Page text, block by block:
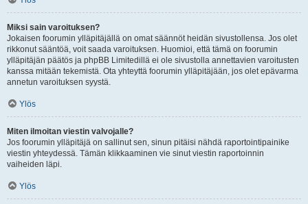
Miksi sain varoituksen?
Jokaisen foorumin ylläpitäjällä on omat säännöt heidän sivustollensa. Jos olet
rikkonut sääntöä, voit saada varoituksen. Huomioi, että tämä on foorumin
ylläpitäjän päätös ja phpBB Limitedillä ei ole sivustolla annettavien varoitusten
kanssa mitään tekemistä. Ota yhteyttä foorumin ylläpitäjään, jos olet epävarma
annetun varoituksen syystä.
Ylös
Miten ilmoitan viestin valvojalle?
Jos foorumin ylläpitäjä on sallinut sen, sinun pitäisi nähdä raportointipainike
viestin yhteydessä. Tämän klikkaaminen vie sinut viestin raportoinnin
vaiheiden läpi.
Ylös